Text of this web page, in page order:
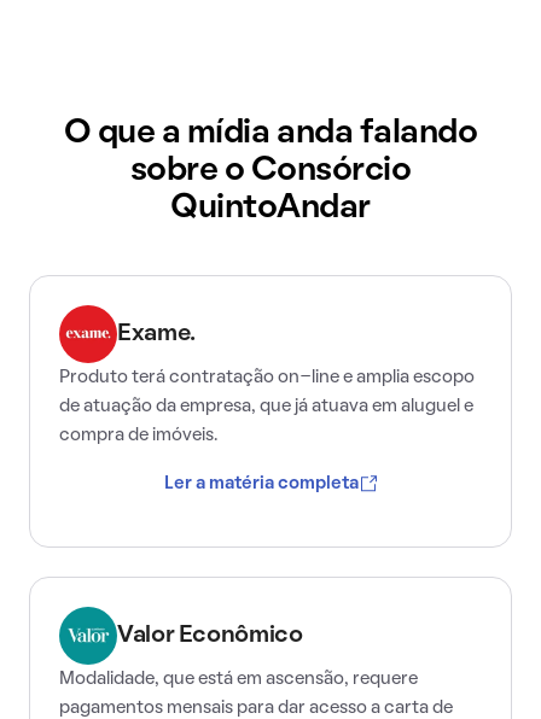
O que a mídia anda falando
sobre o Consórcio
QuintoAndar
Exame.
Produto terá contratação on-line e amplia escopo
de atuação da empresa, que já atuava em aluguel e
compra de imóveis.
Ler a matéria completa
Valor Econômico
Modalidade, que está em ascensão, requere
pagamentos mensais para dar acesso a carta de